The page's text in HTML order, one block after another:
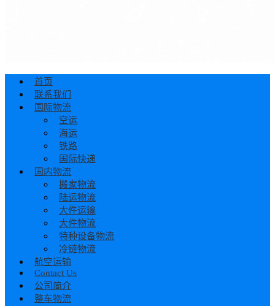
首页
联系我们
国际物流
空运
海运
铁路
国际快递
国内物流
搬家物流
陆运物流
大件运输
大件物流
特种设备物流
冷链物流
航空运输
Contact Us
公司简介
整车物流